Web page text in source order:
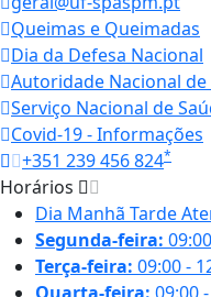
Queimas e Queimadas
Dia da Defesa Nacional
Autoridade Nacional
Serviço Nacional de
Covid-19 - Informações
+351 239 456 824*
Horários
Dia Manhã Tarde
Segunda-feira:
Terça-feira: 09:00 -